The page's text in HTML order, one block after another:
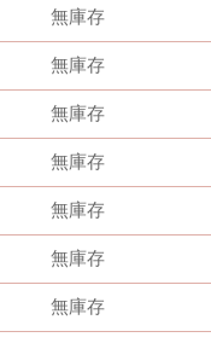
無庫存
無庫存
無庫存
無庫存
無庫存
無庫存
無庫存